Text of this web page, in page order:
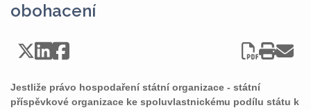
obohacení
Jestliže právo hospodaření státní organizace - státní
příspěvkové organizace ke spoluvlastnickému podílu státu k